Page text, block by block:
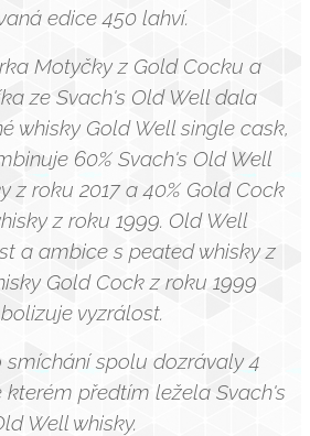
edice 450 lahví.
Motyčky z Gold Cocku a
ze Svach's Old Well dala
whisky Gold Well single cask,
60% Svach's Old Well
z roku 2017 a 40% Gold Cock
z roku 1999. Old Well
a ambice s peated whisky z
Gold Cock z roku 1999
vyzrálost.
smíchání spolu dozrávaly 4
kterém předtím ležela Svach's
Well whisky.